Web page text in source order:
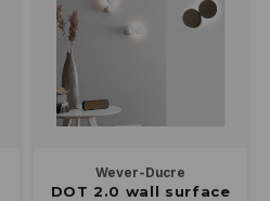
Wever-Ducre
DOT 2.0 wall surface